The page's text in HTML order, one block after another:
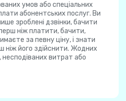
умов або спеціальних
абонентських послуг. Ви
зроблені дзвінки, бачити
ніж платити, бачити,
за певну ціну, і знати
ніж його здійснити. Жодних
несподіваних витрат або